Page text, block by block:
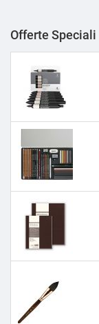
Offerte Speciali